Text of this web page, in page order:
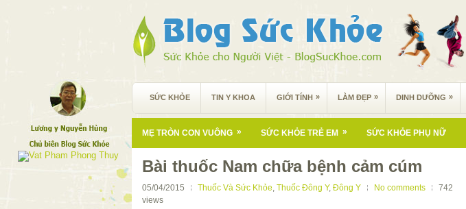
SỨC KHỎE TIN Y KHOA GIỚI TÍNH » LÀM ĐẸP » DINH DƯỠNG »
MẸ TRÒN CON VUÔNG » SỨC KHỎE TRẺ EM » SỨC KHỎE PHỤ NỮ
Bài thuốc Nam chữa bệnh cảm cúm
05/04/2015 Thuốc Và Sức Khỏe, Thuốc Đông Y, Đông Y No comments
742
views